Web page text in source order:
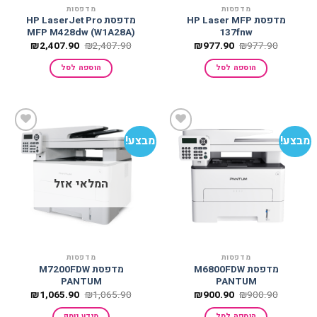
מדפסות
מדפסת HP Laser MFP
137fnw
₪977.90 המחיר
היה:
₪977.90.
₪977.90 המחיר
הוספה לסל
מדפסות
מדפסת HP LaserJet Pro
MFP M428dw (W1A28A)
₪2,407.90 המחיר
היה:
₪2,407.90.
₪2,407.90 המחיר
הוספה לסל
מבצע!
מדפסות
מדפסת M6800FDW
PANTUM
₪900.90 המחיר
היה:
₪900.90 המחיר
מבצע!
המלאי אזל
מדפסות
מדפסת M7200FDW
PANTUM
₪1,065.90 המחיר
היה:
₪1,065.90 המחיר